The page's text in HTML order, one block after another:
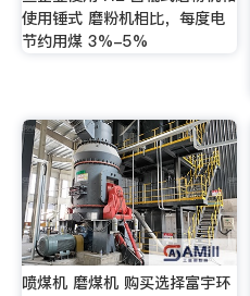
使用锤式 磨粉机相比，每度电
节约用煤 3%-5%
喷煤机 磨煤机 购买选择富宇环